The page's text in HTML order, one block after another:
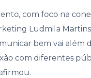
com foco na
Ludmila Martins
bem vai além
com diferentes